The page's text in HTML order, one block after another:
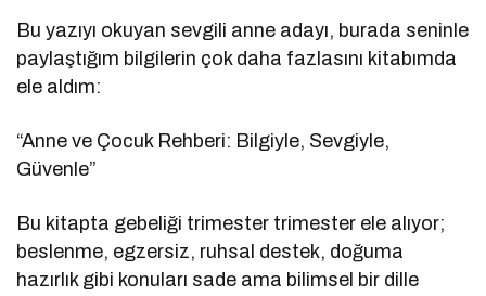
Bu yazıyı okuyan sevgili anne adayı, burada seninle
paylaştığım bilgilerin çok daha fazlasını kitabımda
ele aldım:
“Anne ve Çocuk Rehberi: Bilgiyle, Sevgiyle,
Güvenle”
Bu kitapta gebeliği trimester trimester ele alıyor;
beslenme, egzersiz, ruhsal destek, doğuma
hazırlık gibi konuları sade ama bilimsel bir dille